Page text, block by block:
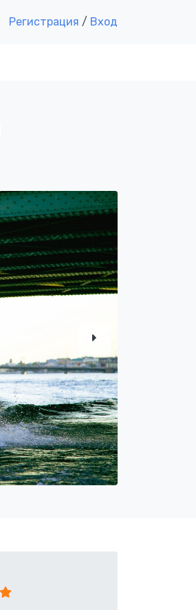
Регистрация / Вход